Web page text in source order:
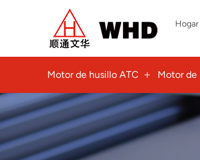
Hogar
Motor de husillo ATC Motor de